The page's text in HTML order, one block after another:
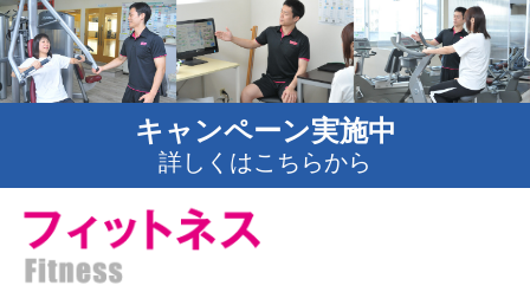
キャンペーン実施中
詳しくはこちらから